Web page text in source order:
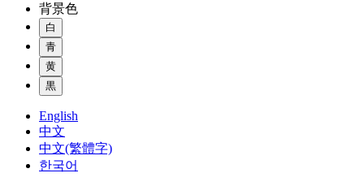
背景色
白
青
黄
黒
English
中文
中文(繁體字)
한국어